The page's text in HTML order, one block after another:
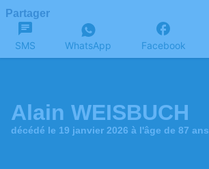
Partager
SMS WhatsApp Facebook
Alain WEISBUCH
décédé le 19 janvier 2026 à l'âge de 87 ans